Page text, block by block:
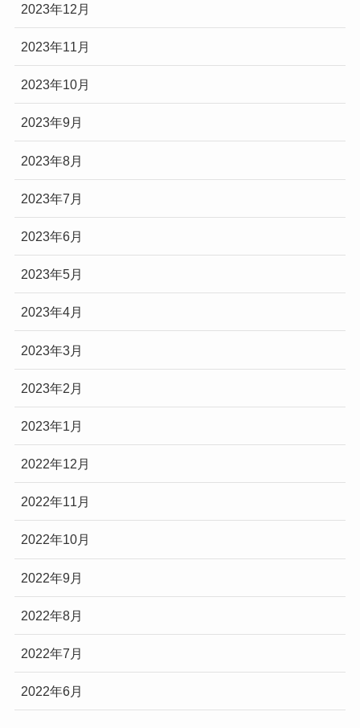
2023年12月
2023年11月
2023年10月
2023年9月
2023年8月
2023年7月
2023年6月
2023年5月
2023年4月
2023年3月
2023年2月
2023年1月
2022年12月
2022年11月
2022年10月
2022年9月
2022年8月
2022年7月
2022年6月